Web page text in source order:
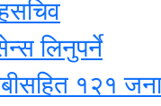
लिनुपर्ने
१२१